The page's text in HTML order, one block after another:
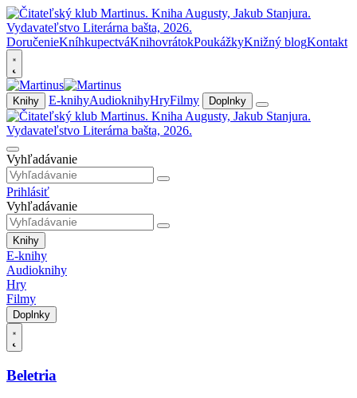
DoručenieKníhkupectváKnihovrátokPoukážkyKnižný blogKontakt
Knihy E-knihyAudioknihyHryFilmy Doplnky
Vyhľadávanie
Prihlásiť
Vyhľadávanie
Knihy
E-knihy
Audioknihy
Hry
Filmy
Doplnky
Beletria